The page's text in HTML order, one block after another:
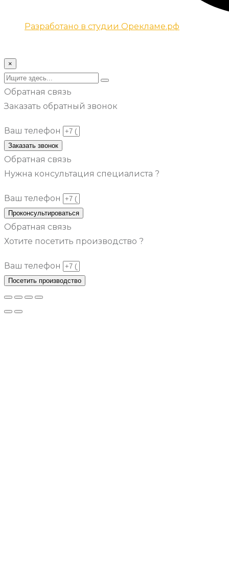
Разработано в студии Орекламе.рф
×
Обратная связь
Заказать обратный звонок
Ваш телефон
Заказать звонок
Обратная связь
Нужна консультация специалиста ?
Ваш телефон
Проконсультироваться
Обратная связь
Хотите посетить производство ?
Ваш телефон
Посетить производство